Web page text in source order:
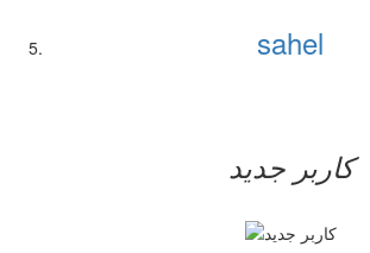
sahel
کاربر جدید